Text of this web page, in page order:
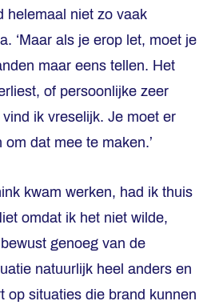
helemaal niet zo vaak
‘Maar als je erop let, moet je
maar eens tellen. Het
of persoonlijke zeer
ik vreselijk. Je moet er
dat mee te maken.’
kwam werken, had ik thuis
omdat ik het niet wilde,
genoeg van de
natuurlijk heel anders en
op situaties die brand kunnen